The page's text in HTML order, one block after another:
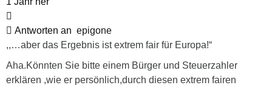
Antworten an epigone
,,…aber das Ergebnis ist extrem fair für Europa!“
Aha.Könnten Sie bitte einem Bürger und Steuerzahler
erklären ,wie er persönlich,durch diesen extrem fairen